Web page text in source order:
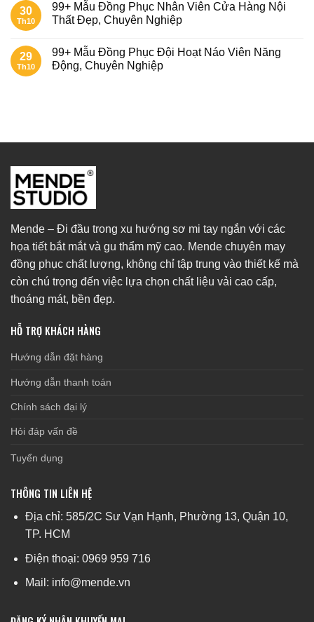
30
Th10
99+ Mẫu Đồng Phục Nhân Viên Cửa Hàng Nội
Thất Đẹp, Chuyên Nghiệp
29
Th10
99+ Mẫu Đồng Phục Đội Hoạt Náo Viên Năng
Động, Chuyên Nghiệp
Mende – Đi đầu trong xu hướng sơ mi tay ngắn với các
họa tiết bắt mắt và gu thẩm mỹ cao. Mende chuyên may
đồng phục chất lượng, không chỉ tập trung vào thiết kế mà
còn chú trọng đến việc lựa chọn chất liệu vải cao cấp,
thoáng mát, bền đẹp.
HỖ TRỢ KHÁCH HÀNG
Hướng dẫn đặt hàng
Hướng dẫn thanh toán
Chính sách đại lý
Hỏi đáp vấn đề
Tuyển dụng
THÔNG TIN LIÊN HỆ
Địa chỉ: 585/2C Sư Vạn Hạnh, Phường 13, Quận 10,
TP. HCM
Điện thoại: 0969 959 716
Mail: info@mende.vn